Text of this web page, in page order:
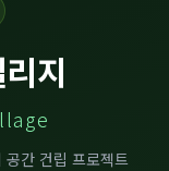
지
공간 건립 프로젝트